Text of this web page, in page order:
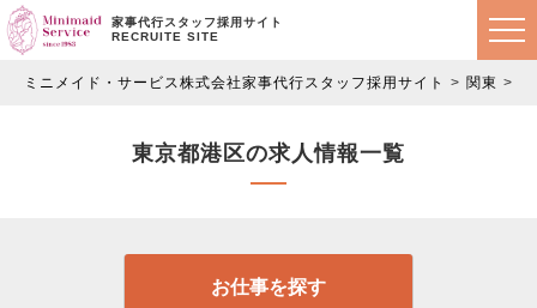
家事代行スタッフ採用サイト
RECRUITE SITE
ミニメイド・サービス株式会社家事代行スタッフ採用サイト 関東
東京都港区の求人情報一覧
お仕事を探す